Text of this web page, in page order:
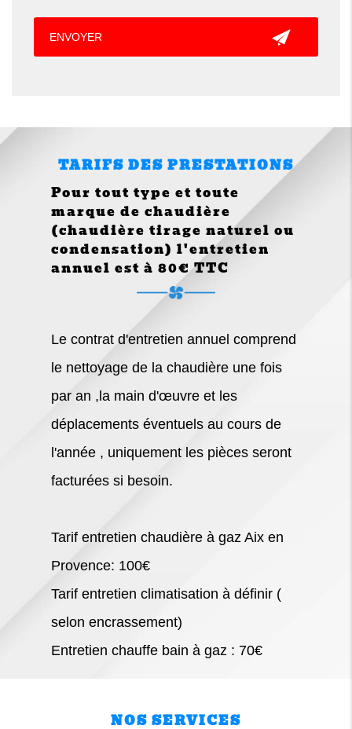
TARIFS DES PRESTATIONS
Pour tout type et toute
marque de chaudière
(chaudière tirage naturel ou
condensation) l'entretien
annuel est à 80€ TTC
Le contrat d'entretien annuel comprend
le nettoyage de la chaudière une fois
par an ,la main d'œuvre et les
déplacements éventuels au cours de
l'année , uniquement les pièces seront
facturées si besoin.
Tarif entretien chaudière à gaz Aix en
Provence: 100€
Tarif entretien climatisation à définir (
selon encrassement)
Entretien chauffe bain à gaz : 70€
NOS SERVICES